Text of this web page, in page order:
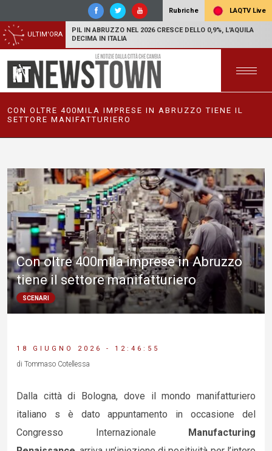
Rubriche LAQTV Live
ULTIM'ORA
PIL IN ABRUZZO NEL 2026 CRESCE DELLO 0,9%, L'AQUILA
DECIMA IN ITALIA
CON OLTRE 400MILA IMPRESE IN ABRUZZO TIENE IL
SETTORE MANIFATTURIERO
Con oltre 400mila imprese in Abruzzo
tiene il settore manifatturiero
SCENARI
18 GIUGNO 2026 - 12:46:55
di Tommaso Cotellessa
Dalla città di Bologna, dove il mondo manifatturiero
italiano s è dato appuntamento in occasione del
Congresso Internazionale Manufacturing